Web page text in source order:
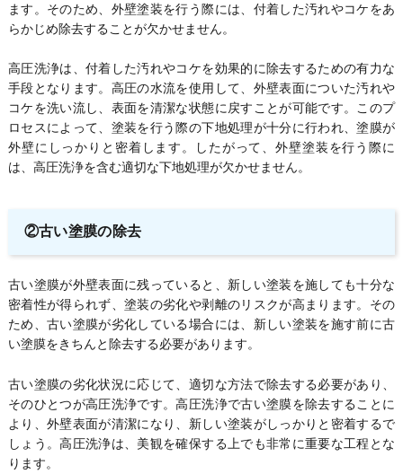
ます。そのため、外壁塗装を行う際には、付着した汚れやコケをあ
らかじめ除去することが欠かせません。
高圧洗浄は、付着した汚れやコケを効果的に除去するための有力な
手段となります。高圧の水流を使用して、外壁表面についた汚れや
コケを洗い流し、表面を清潔な状態に戻すことが可能です。このプ
ロセスによって、塗装を行う際の下地処理が十分に行われ、塗膜が
外壁にしっかりと密着します。したがって、外壁塗装を行う際に
は、高圧洗浄を含む適切な下地処理が欠かせません。
②古い塗膜の除去
古い塗膜が外壁表面に残っていると、新しい塗装を施しても十分な
密着性が得られず、塗装の劣化や剥離のリスクが高まります。その
ため、古い塗膜が劣化している場合には、新しい塗装を施す前に古
い塗膜をきちんと除去する必要があります。
古い塗膜の劣化状況に応じて、適切な方法で除去する必要があり、
そのひとつが高圧洗浄です。高圧洗浄で古い塗膜を除去することに
より、外壁表面が清潔になり、新しい塗装がしっかりと密着するで
しょう。高圧洗浄は、美観を確保する上でも非常に重要な工程とな
ります。